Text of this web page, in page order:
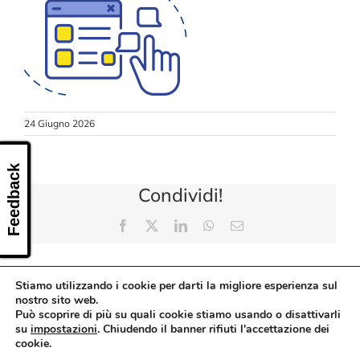
CONTATTI
24 Giugno 2026
Condividi!
Facebook LinkedInWhatsApp
Email
Stiamo utilizzando i cookie per darti la migliore esperienza sul
nostro sito web.
Può scoprire di più su quali cookie stiamo usando o disattivarli
su impostazioni. Chiudendo il banner rifiuti l'accettazione dei
cookie.
Feedback